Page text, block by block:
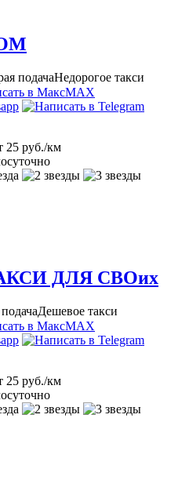
подачаНедорогое такси
MAX
25 руб./км
ДЛЯ СВОих
Дешевое такси
MAX
25 руб./км